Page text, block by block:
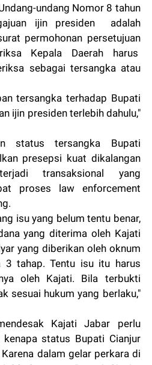
undang Nomor 8 tahun
ijin presiden adalah
permohonan persetujuan
Kepala Daerah harus
sebagai tersangka atau
tersangka terhadap Bupati
ijin presiden terlebih dahulu,"
status tersangka Bupati
presepsi kuat dikalangan
transaksional yang
proses law enforcement
isu yang belum tentu benar,
yang diterima oleh Kajati
yang diberikan oleh oknum
3 tahap. Tentu isu itu harus
oleh Kajati. Bila terbukti
sesuai hukum yang berlaku,"
Kajati Jabar perlu
status Bupati Cianjur
dalam gelar perkara di